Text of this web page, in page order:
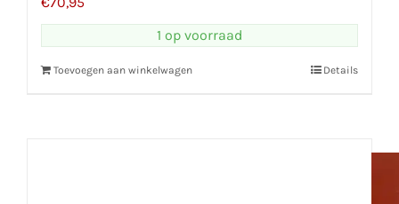
1 op voorraad
Toevoegen aan winkelwagen Details